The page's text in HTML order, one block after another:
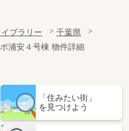
ブラリー
千葉県
浦安４号棟 物件詳細
「住みたい街」
を見つけよう